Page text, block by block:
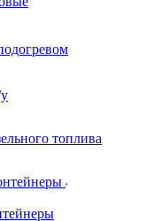
топлива